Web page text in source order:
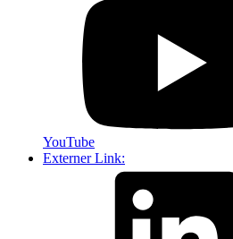
YouTube
Externer Link: